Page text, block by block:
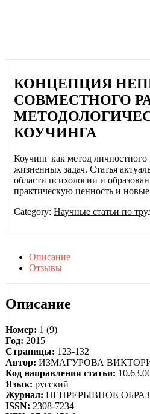
КОНЦЕПЦИЯ
СОВМЕСТНОГО
КОУЧИНГА
Коучинг как метод
жизненных задач. Статья
области психологии и
практическую ценность и
Category:Научные статьи по
Описание
Отзывы
Описание
Номер: 1 (9)
Год: 2015
Страницы: 123-132
Автор: ИЗМАГУРОВА
Код направления статьи:
Язык: русский
Журнал: НЕПРЕРЫВНОЕ
ISSN: 2308-7234